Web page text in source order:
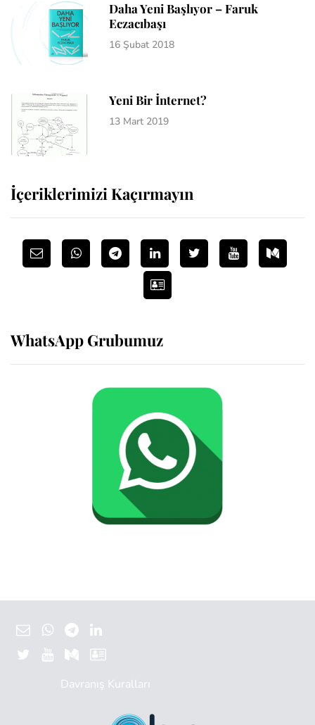
Daha Yeni Başlıyor – Faruk
Eczacıbaşı
16 Şubat 2018
Yeni Bir İnternet?
13 Mart 2019
İçeriklerimizi Kaçırmayın
WhatsApp Grubumuz
Davranış Kuralları